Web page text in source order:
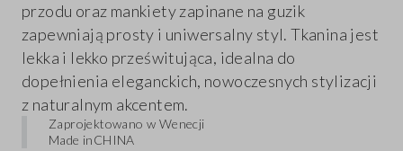
przodu oraz mankiety zapinane na guzik
zapewniają prosty i uniwersalny styl. Tkanina jest
lekka i lekko prześwitująca, idealna do
dopełnienia eleganckich, nowoczesnych stylizacji
z naturalnym akcentem.
Zaprojektowano w Wenecji
Made inCHINA